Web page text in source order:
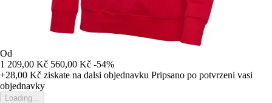
Od
1 209,00 Kč 560,00 Kč -54%
+28,00 Kč ziskate na dalsi objednavku Pripsano po potvrzeni vasi
objednavky
Loading...